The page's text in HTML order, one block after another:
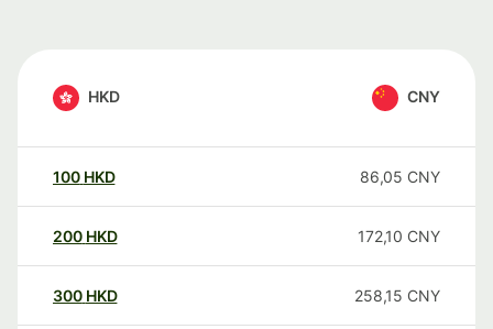
HKD CNY
100 HKD 86,05 CNY
200 HKD 172,10 CNY
300 HKD 258,15 CNY